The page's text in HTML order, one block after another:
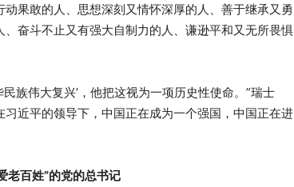
果敢的人、思想深刻又情怀深厚的人、善于继承又勇
奋斗不止又有强大自制力的人、谦逊平和又无所畏惧
族伟大复兴’，他把这视为一项历史性使命。”瑞士
习近平的领导下，中国正在成为一个强国，中国正在进
老百姓”的党的总书记